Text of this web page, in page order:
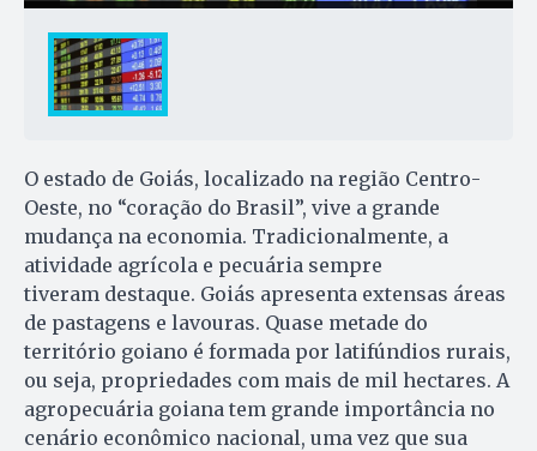
O estado de Goiás, localizado na região Centro-
Oeste, no “coração do Brasil”, vive a grande
mudança na economia. Tradicionalmente, a
atividade agrícola e pecuária sempre
tiveram destaque. Goiás apresenta extensas áreas
de pastagens e lavouras. Quase metade do
território goiano é formada por latifúndios rurais,
ou seja, propriedades com mais de mil hectares. A
agropecuária goiana tem grande importância no
cenário econômico nacional, uma vez que sua